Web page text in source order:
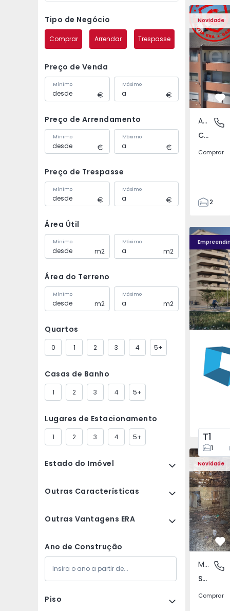
Tipo de Negócio
Comprar Arrendar Trespasse
Preço de Venda
Mínimo Máximo
Preço de Arrendamento
Mínimo Máximo
Preço de Trespasse
Mínimo Máximo
Área Útil
Mínimo
m2
Máximo
m2
Área do Terreno
Mínimo
m2
Máximo
m2
Quartos
0 1 2 3 4 5+
Casas de Banho
1 2 3 4 5+
Lugares de Estacionamento
1 2 3 4 5+
Estado do Imóvel
Outras Características
Outras Vantagens ERA
Ano de Construção
Piso
138
153
2
Novidade
Apartamento T2
Covilhã
Apartamento
Covilhã e Canhoso, Castelo Branco
Comprar
2
85
85
0
4
Fachada PLENO JARDIM - 4Fachada
Águas
T1
1
Novidade
Moradia
São
Moradia Rústica
São Tomé do Castelo e Justes, Vila Real
Comprar